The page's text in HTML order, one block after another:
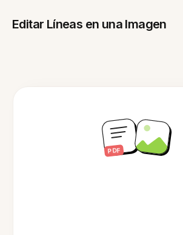
Editar Líneas en una Imagen